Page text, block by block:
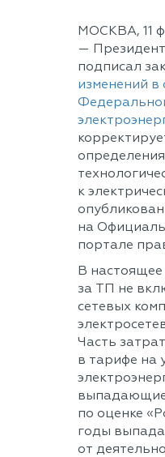
МОСКВА, 11
—
подписал
изменений в
к
опубликован
на
портале
В
за ТП не
сетевых
Часть
в тарифе на
выпадающие
по оценке
годы
от